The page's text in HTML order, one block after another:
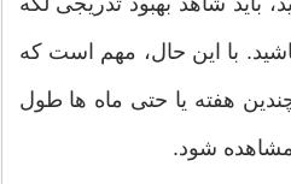
با این حال، مهم است که
هفته یا حتی ماه ها طول
مشاهده شود.